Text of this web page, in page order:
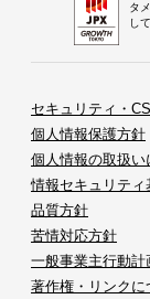
タ
し
セキュリティ・
個人情報保護方針
個人情報の取扱い
情報セキュリティ
品質方針
苦情対応方針
一般事業主行動計
著作権・リンクに